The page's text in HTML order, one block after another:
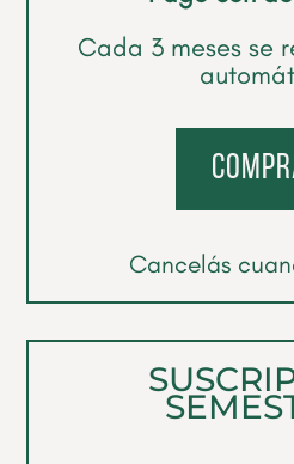
Cada 3 meses se
Cancelás